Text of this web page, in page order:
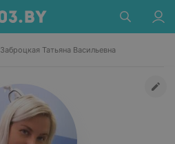
Заброцкая Татьяна Васильевна